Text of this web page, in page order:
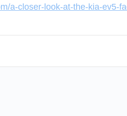
a-closer-look-at-the-kia-ev5-